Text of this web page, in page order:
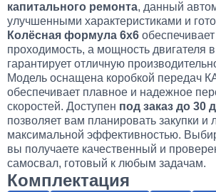
капитального ремонта, данный
улучшенными характеристиками и
Колёсная формула 6х6
проходимость, а мощность двигателя
гарантирует отличную
Модель оснащена коробкой передач
обеспечивает плавное и надежное
скоростей. Доступен под заказ до 30
позволяет вам планировать закупки и
максимальной эффективностью.
вы получаете качественный и
самосвал, готовый к любым задачам.
Комплектация